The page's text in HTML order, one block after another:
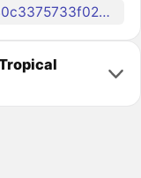
0x24d8d5cbc14fa6a740c3375733f0287188f8df3b